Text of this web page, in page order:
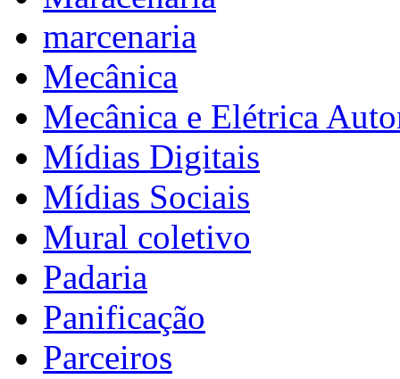
marcenaria
Mecânica
Mecânica e Elétrica
Mídias Digitais
Mídias Sociais
Mural coletivo
Padaria
Panificação
Parceiros